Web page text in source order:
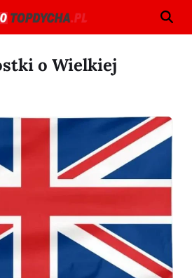
o Wielkiej